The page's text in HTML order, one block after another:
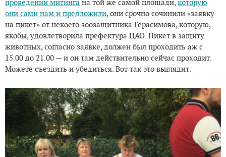
проведении митинга на той же самой площади,которую
они сами нам и предложили, они срочно сочинили «заявку
на пикет» от некоего зоозащитника Герасимова, которую,
якобы, удовлетворила префектура ЦАО. Пикет в защиту
животных, согласно заявке, должен был проходить аж с
15.00 до 21.00 — и он там действительно сейчас проходит.
Можете съездить и убедиться. Вот так это выглядит: